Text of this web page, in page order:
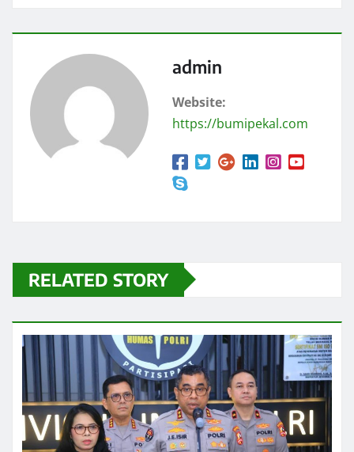
admin
Website:
https://bumipekal.com
RELATED STORY